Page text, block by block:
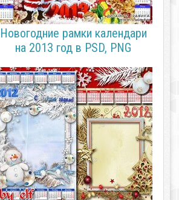
Новогодние рамки календари
на 2013 год в PSD, PNG